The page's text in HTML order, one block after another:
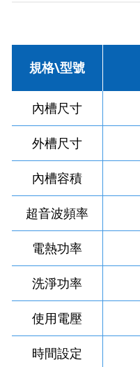
規格\型號
內槽尺寸
外槽尺寸
內槽容積
超音波頻率
電熱功率
洗淨功率
使用電壓
時間設定